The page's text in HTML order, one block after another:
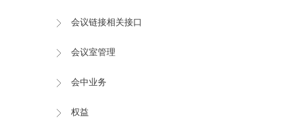
会议链接相关接口
会议室管理
会中业务
权益